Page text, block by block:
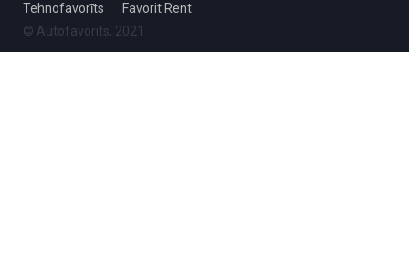
Tehnofavorīts
Favorit Rent
© Autofavorits, 2021